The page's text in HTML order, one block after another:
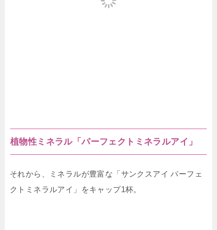
植物性ミネラル「パーフェクトミネラルアイ」
それから、ミネラルが豊富な「サンクスアイ パーフェ
クトミネラルアイ」をキャップ1杯。